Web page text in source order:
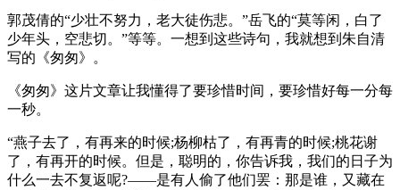
郭茂倩的“少壮不努力，老大徒伤悲。”岳飞的“莫等闲，白了
少年头，空悲切。”等等。一想到这些诗句，我就想到朱自清
写的《匆匆》。
《匆匆》这片文章让我懂得了要珍惜时间，要珍惜好每一分每
一秒。
“燕子去了，有再来的时候;杨柳枯了，有再青的时候;桃花谢
了，有再开的时候。但是，聪明的，你告诉我，我们的日子为
什么一去不复返呢?——是有人偷了他们罢：那是谁，又藏在